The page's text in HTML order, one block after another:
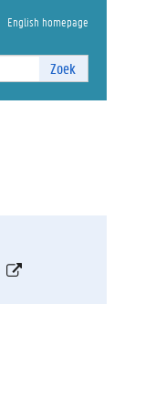
Zoek
English homepage